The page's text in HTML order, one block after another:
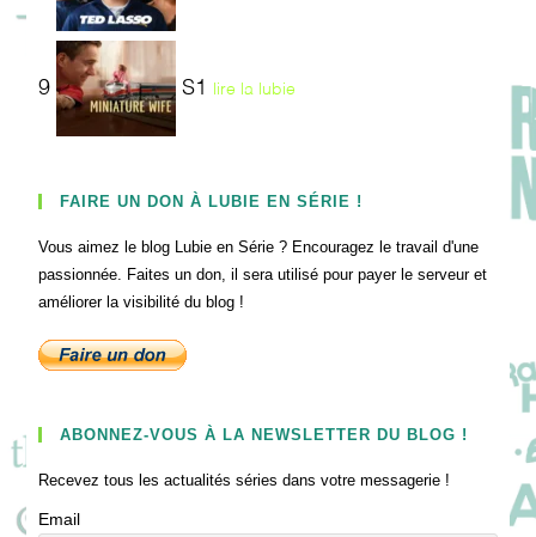
9 S1 lire la lubie
FAIRE UN DON À LUBIE EN SÉRIE !
Vous aimez le blog Lubie en Série ? Encouragez le travail d'une
passionnée. Faites un don, il sera utilisé pour payer le serveur et
améliorer la visibilité du blog !
ABONNEZ-VOUS À LA NEWSLETTER DU BLOG !
Recevez tous les actualités séries dans votre messagerie !
Email